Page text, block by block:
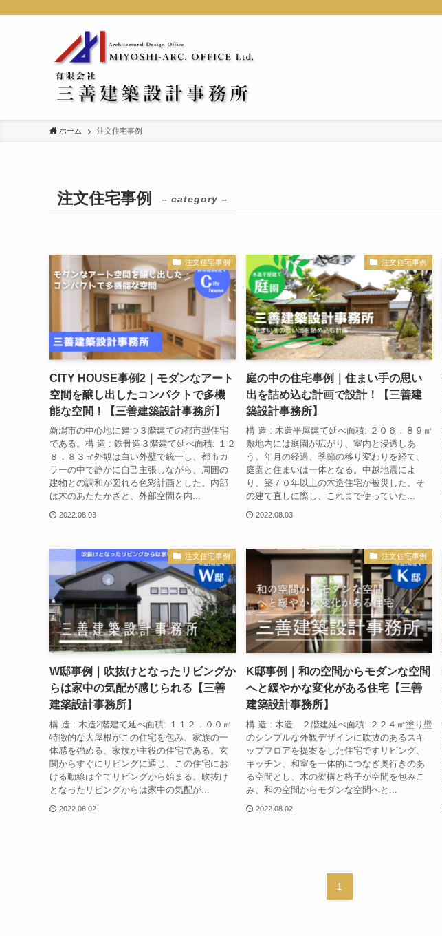
ホーム 注文住宅事例
注文住宅事例 – category –
注文住宅事例
CITY HOUSE事例2｜モダンなアート
空間を醸し出したコンパクトで多機
能な空間！【三善建築設計事務所】
新潟市の中心地に建つ３階建ての都市型住宅
である。構 造 : 鉄骨造３階建て延べ面積: １２
８．８３㎡外観は白い外壁で統一し、都市カ
ラーの中で静かに自己主張しながら、周囲の
建物との調和が図れる色彩計画とした。内部
は木のあたたかさと、外部空間を内...
2022.08.03
注文住宅事例
庭の中の住宅事例｜住まい手の思い
出を詰め込む計画で設計！【三善建
築設計事務所】
構 造 : 木造平屋建て延べ面積: ２０６．８９㎡
敷地内には庭園が広がり、室内と浸透しあ
う。年月の経過、季節の移り変わりを経て、
庭園と住まいは一体となる。中越地震によ
り、築７０年以上の木造住宅が被災した。そ
の建て直しに際し、これまで使っていた...
2022.08.03
注文住宅事例
W邸事例｜吹抜けとなったリビングか
らは家中の気配が感じられる【三善
建築設計事務所】
構 造 : 木造2階建て延べ面積: １１２．００㎡
特徴的な大屋根がこの住宅を包み、家族の一
体感を強める、家族が主役の住宅である。玄
関からすぐにリビングに通じ、この住宅にお
ける動線は全てリビングから始まる。吹抜け
となったリビングからは家中の気配が...
2022.08.02
注文住宅事例
K邸事例｜和の空間からモダンな空間
へと緩やかな変化がある住宅【三善
建築設計事務所】
構 造 : 木造 ２階建延べ面積: ２２４㎡塗り壁
のシンプルな外観デザインに吹抜のあるスキ
ップフロアを提案をした住宅ですリビング、
キッチン、和室を一体的につなぎ奥行きのあ
る空間とし、木の架構と格子が空間を包みこ
み、和の空間からモダンな空間へと...
2022.08.02
1